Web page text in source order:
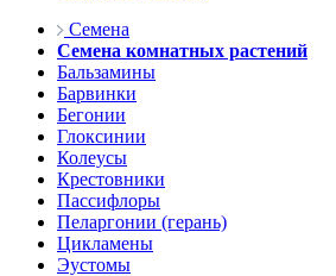
Семена
Семена комнатных растений
Бальзамины
Барвинки
Бегонии
Глоксинии
Колеусы
Крестовники
Пассифлоры
Пеларгонии (герань)
Цикламены
Эустомы